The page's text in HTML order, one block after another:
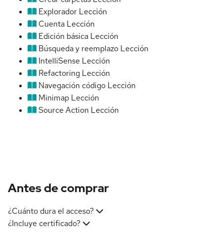
Explorador Lección
Cuenta Lección
Edición básica Lección
Búsqueda y reemplazo Lección
IntelliSense Lección
Refactoring Lección
Navegación código Lección
Minimap Lección
Source Action Lección
Antes de comprar
¿Cuánto dura el acceso?
¿Incluye certificado?